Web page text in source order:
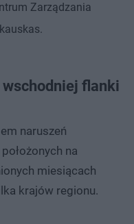
Zarządzania
flanki
naruszeń
na
miesiącach
krajów regionu.